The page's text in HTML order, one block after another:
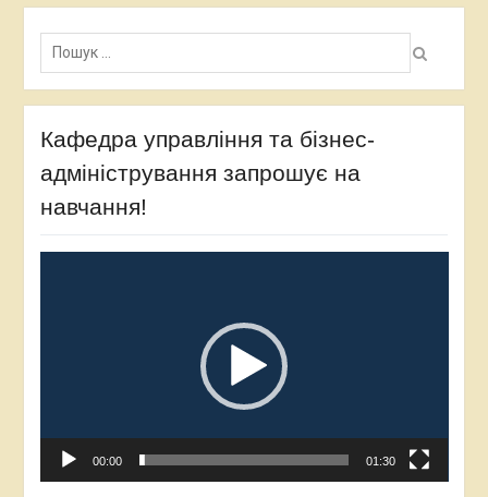
Пошук:
Кафедра управління та бізнес-
адміністрування запрошує на
навчання!
00:00 01:30